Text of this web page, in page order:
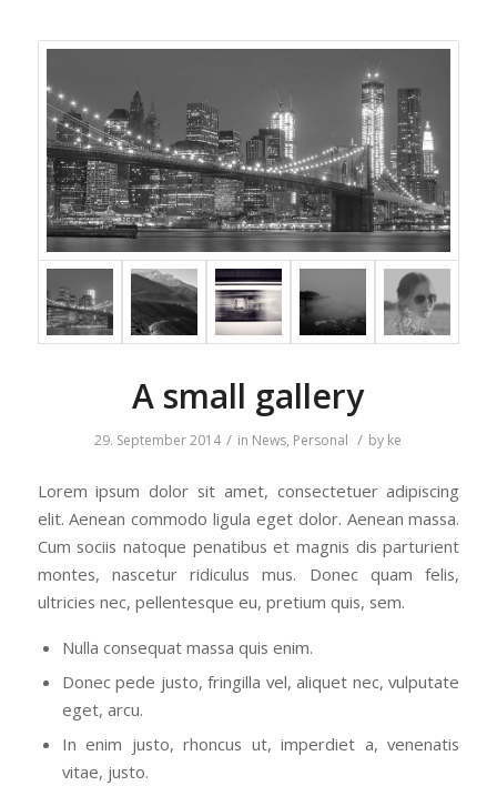
A small gallery
29. September 2014 / in News, Personal / by ke
Lorem ipsum dolor sit amet, consectetuer adipiscing
elit. Aenean commodo ligula eget dolor. Aenean massa.
Cum sociis natoque penatibus et magnis dis parturient
montes, nascetur ridiculus mus. Donec quam felis,
ultricies nec, pellentesque eu, pretium quis, sem.
Nulla consequat massa quis enim.
Donec pede justo, fringilla vel, aliquet nec, vulputate
eget, arcu.
In enim justo, rhoncus ut, imperdiet a, venenatis
vitae, justo.